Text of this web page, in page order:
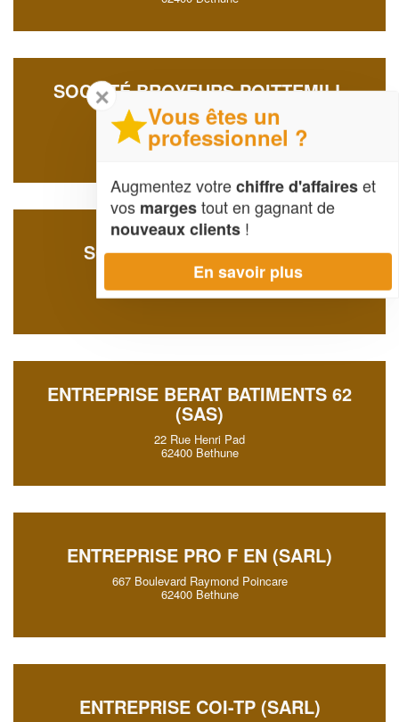
SOCIÉTÉ BROYEURS POITTEMILL
INGENIERIE (SA)
Technoparc Futura
62400 Bethune
SOCIÉTÉ CONEBAT (SARL)
218 Rue Fleming
62400 Bethune
ENTREPRISE BERAT BATIMENTS 62
(SAS)
22 Rue Henri Pad
62400 Bethune
ENTREPRISE PRO F EN (SARL)
667 Boulevard Raymond Poincare
62400 Bethune
ENTREPRISE COI-TP (SARL)
✕
Vous êtes un
professionnel ?
Augmentez votrechiffre d'affaireset
vos margestout en gagnant de
nouveaux clients !
En savoir plus